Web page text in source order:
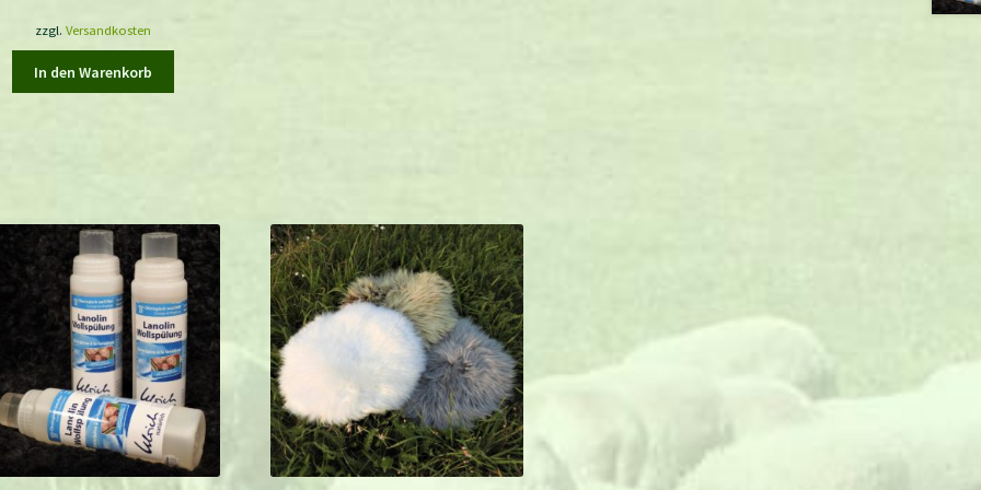
zzgl.Versandkosten
In den Warenkorb